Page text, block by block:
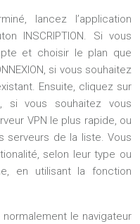
lancez l’application
INSCRIPTION. Si vous
et choisir le plan que
si vous souhaitez
Ensuite, cliquez sur
si vous souhaitez vous
VPN le plus rapide, ou
serveurs de la liste. Vous
selon leur type ou
en utilisant la fonction
le navigateur